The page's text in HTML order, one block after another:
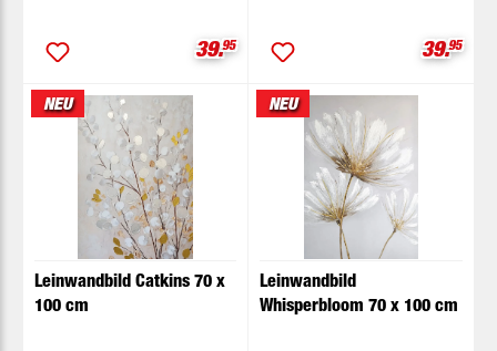
Verkaufspreis:
39.95 39.95
NEU
Leinwandbild Catkins 70 x
100 cm
NEU
Leinwandbild
Whisperbloom 70 x 100 cm